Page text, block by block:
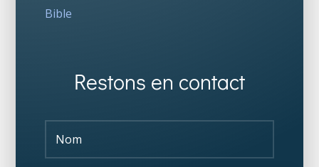
Bible
Restons en contact